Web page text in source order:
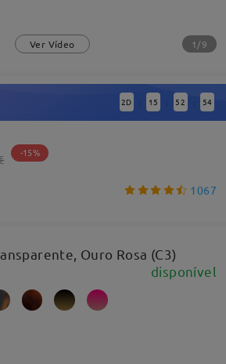
Ver Vídeo 1/9
2D : 15 : 52 : 54
-15%
1067
Ouro Rosa (C3)
disponível